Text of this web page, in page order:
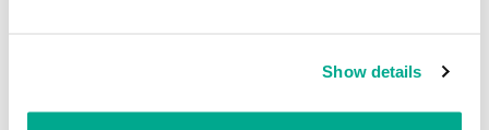
Show details
observación se basó en el registro de las actividades de los otros
redes, pero nunca se conectaban a ninguna. Estas actividades